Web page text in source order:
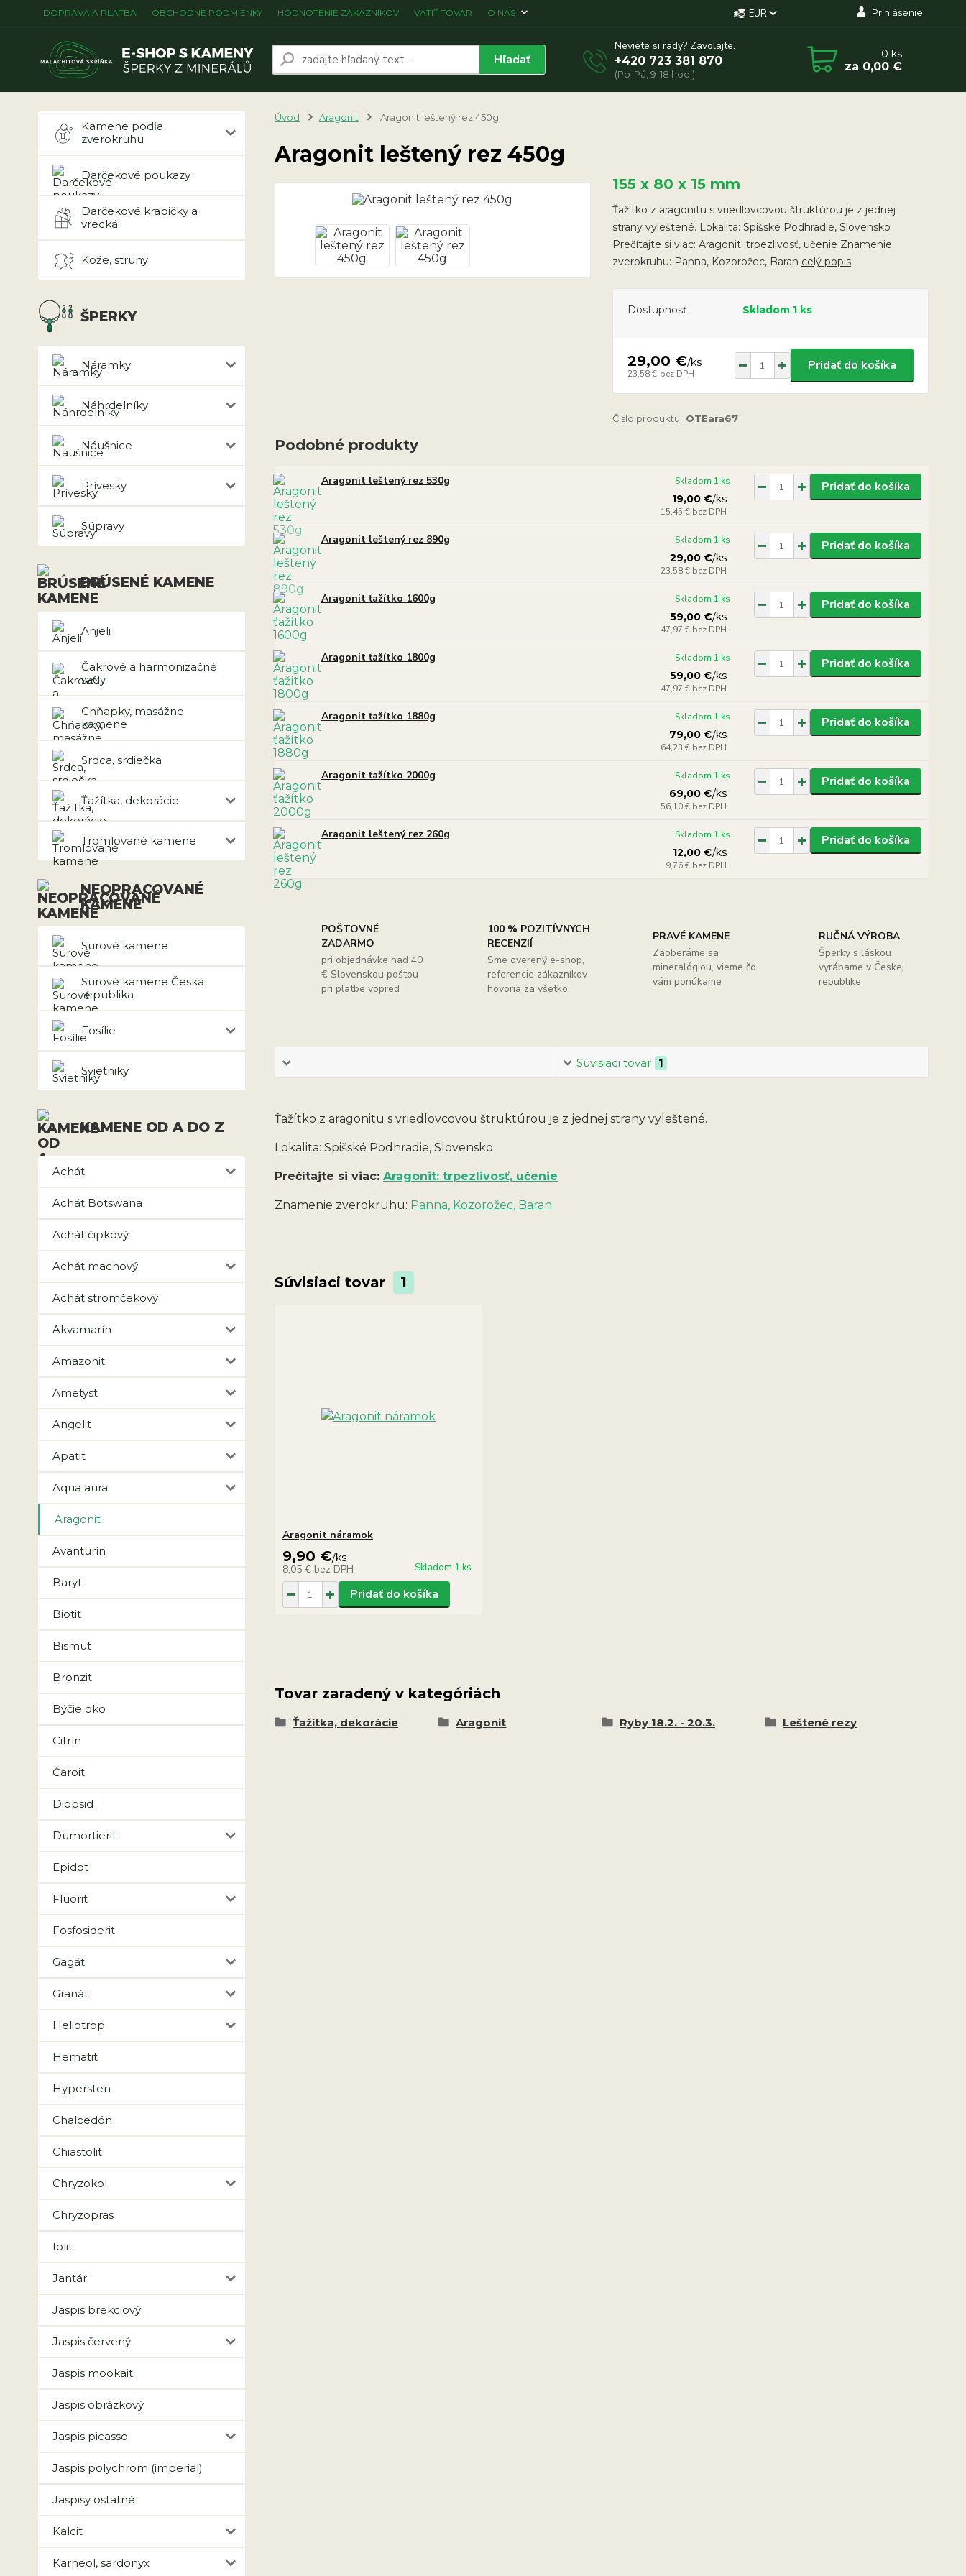
DOPRAVA A PLATBA OBCHODNÉ PODMIENKY HODNOTENIE ZÁKAZNÍKOV VÁTIŤ TOVAR O NÁS EUR Prihlásenie
Hľadať
Neviete si rady? Zavolajte.
+420 723 381 870
(Po-Pá, 9-18 hod.)
0 ks
za 0,00 €
Kamene podľa
zverokruhu
Darčekové poukazy
Darčekové krabičky a
vrecká
Kože, struny
ŠPERKY
Náramky
Náhrdelníky
Náušnice
Prívesky
Súpravy
BRÚSENÉ KAMENE
Anjeli
Čakrové a harmonizačné
sady
Chňapky, masážne
kamene
Srdca, srdiečka
Ťažítka, dekorácie
Tromlované kamene
NEOPRACOVANÉ
KAMENE
Surové kamene
Surové kamene Česká
republika
Fosílie
Svietniky
KAMENE OD A DO Z
Achát
Achát Botswana
Achát čipkový
Achát machový
Achát stromčekový
Akvamarín
Amazonit
Ametyst
Angelit
Apatit
Aqua aura
Aragonit
Avanturín
Baryt
Biotit
Bismut
Bronzit
Býčie oko
Citrín
Čaroit
Diopsid
Dumortierit
Epidot
Fluorit
Fosfosiderit
Gagát
Granát
Heliotrop
Hematit
Hypersten
Chalcedón
Chiastolit
Chryzokol
Chryzopras
Iolit
Jantár
Jaspis brekciový
Jaspis červený
Jaspis mookait
Jaspis obrázkový
Jaspis picasso
Jaspis polychrom (imperial)
Jaspisy ostatné
Kalcit
Karneol, sardonyx
Úvod Aragonit Aragonit leštený rez 450g
Aragonit leštený rez 450g
155 x 80 x 15 mm
Ťažítko z aragonitu s vriedlovcovou štruktúrou je z jednej
strany vyleštené. Lokalita: Spišské Podhradie, Slovensko
Prečítajte si viac: Aragonit: trpezlivosť, učenie Znamenie
zverokruhu: Panna, Kozorožec, Baran celý popis
Dostupnosť Skladom 1 ks
29,00 €/ks
23,58 € bez DPH
Pridať do košíka
Číslo produktu: OTEara67
Podobné produkty
Aragonit leštený rez 530g
19,00 €/ks
15,45 € bez DPH
Skladom 1 ks Pridať do košíka
Aragonit leštený rez 890g
29,00 €/ks
23,58 € bez DPH
Skladom 1 ks Pridať do košíka
Aragonit ťažítko 1600g
59,00 €/ks
47,97 € bez DPH
Skladom 1 ks Pridať do košíka
Aragonit ťažítko 1800g
59,00 €/ks
47,97 € bez DPH
Skladom 1 ks Pridať do košíka
Aragonit ťažítko 1880g
79,00 €/ks
64,23 € bez DPH
Skladom 1 ks Pridať do košíka
Aragonit ťažítko 2000g
69,00 €/ks
56,10 € bez DPH
Skladom 1 ks Pridať do košíka
Aragonit leštený rez 260g
12,00 €/ks
9,76 € bez DPH
Skladom 1 ks Pridať do košíka
POŠTOVNÉ
ZADARMO
pri objednávke nad 40
€ Slovenskou poštou
pri platbe vopred
100 % POZITÍVNYCH
RECENZIÍ
Sme overený e-shop,
referencie zákazníkov
hovoria za všetko
PRAVÉ KAMENE
Zaoberáme sa
mineralógiou, vieme čo
vám ponúkame
RUČNÁ VÝROBA
Šperky s láskou
vyrábame v Českej
republike
Súvisiaci tovar 1
Ťažítko z aragonitu s vriedlovcovou štruktúrou je z jednej strany vyleštené.
Lokalita: Spišské Podhradie, Slovensko
Prečítajte si viac: Aragonit: trpezlivosť, učenie
Znamenie zverokruhu: Panna, Kozorožec, Baran
Súvisiaci tovar 1
Aragonit náramok
9,90 €/ks
8,05 € bez DPH Skladom 1 ks
Pridať do košíka
Tovar zaradený v kategóriách
Ťažítka, dekorácie Aragonit Ryby 18.2. - 20.3. Leštené rezy